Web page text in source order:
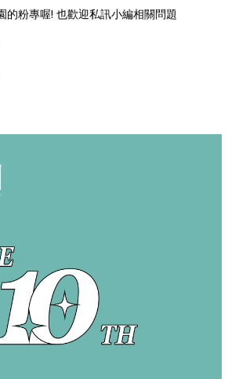
的粉專喔! 也歡迎私訊小編相關問題